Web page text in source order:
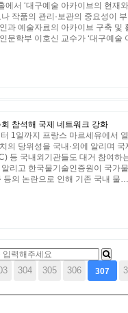
에서 ‘대구예술 아카이브의 현재
작품의 관리·보관의 중요성이
과 예술자료의 아카이브 구축
문학부 이호신 교수가 ‘대구예술
참석해 국제 네트워크 강화
1일까지 프랑스 마르세유에서
의 당위성을 국내·외에 알리며
등 국내외기관들도 대거 참여
리고 한국물기술인증원이 국가
등의 논란으로 인해 기존 국내 물…
304 305 306 307